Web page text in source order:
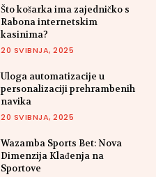
Što košarka ima zajedničko s
Rabona internetskim
kasinima?
20 SVIBNJA, 2025
Uloga automatizacije u
personalizaciji prehrambenih
navika
20 SVIBNJA, 2025
Wazamba Sports Bet: Nova
Dimenzija Klađenja na
Sportove